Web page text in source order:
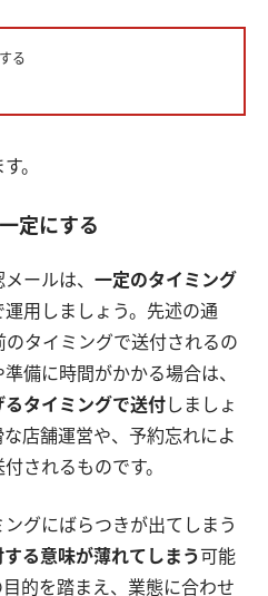
る
。
定にする
ールは、 一定のタイミング
運用しましょう。先述の通
のタイミングで送付されるの
備に時間がかかる場合は、
タイミングで送付しましょ
店舗運営や、予約忘れによ
されるものです。
グにばらつきが出てしまう
る意味が薄れてしまう可能
的を踏まえ、業態に合わせ